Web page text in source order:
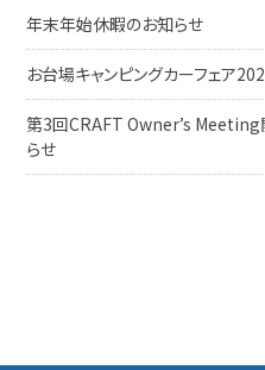
年末年始休暇のお知らせ
お台場キャンピングカーフェア
第3回CRAFT Owner’s
らせ